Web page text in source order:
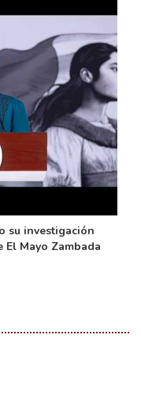
su investigación
Mayo Zambada